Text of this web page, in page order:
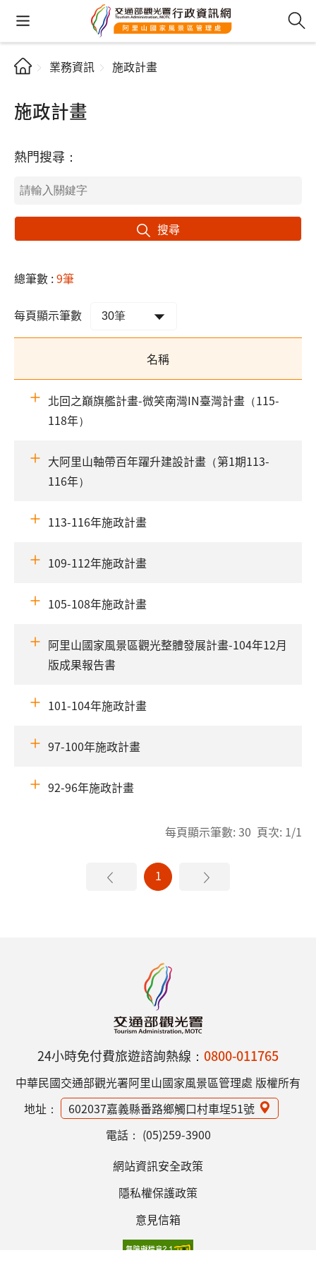
業務資訊 施政計畫
施政計畫
熱門搜尋：
搜尋
總筆數 :9筆
每頁顯示筆數
名稱
北回之巔旗艦計畫-微笑南灣IN臺灣計畫（115-
118年）
大阿里山軸帶百年躍升建設計畫（第1期113-
116年）
113-116年施政計畫
109-112年施政計畫
105-108年施政計畫
阿里山國家風景區觀光整體發展計畫-104年12月
版成果報告書
101-104年施政計畫
97-100年施政計畫
92-96年施政計畫
每頁顯示筆數: 30 頁次: 1/1
1
24小時免付費旅遊諮詢熱線： 0800-011765
中華民國交通部觀光署阿里山國家風景區管理處 版權所有
地址：
602037嘉義縣番路鄉觸口村車埕51號
電話： (05)259-3900
網站資訊安全政策
隱私權保護政策
意見信箱